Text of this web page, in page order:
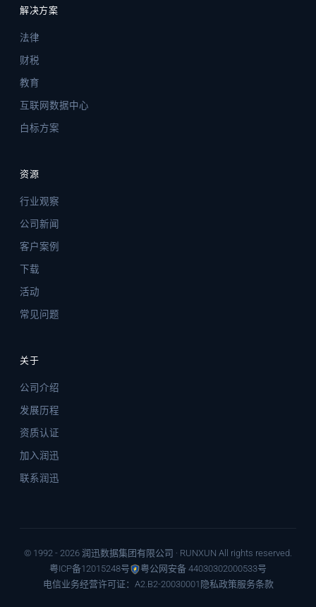
解决方案
法律
财税
教育
互联网数据中心
白标方案
资源
行业观察
公司新闻
客户案例
下载
活动
常见问题
关于
公司介绍
发展历程
资质认证
加入润迅
联系润迅
© 1992 - 2026 润迅数据集团有限公司 · RUNXUN All rights reserved.
粤ICP备12015248号
粤公网安备 44030302000533号
电信业务经营许可证：A2.B2-20030001 隐私政策服务条款